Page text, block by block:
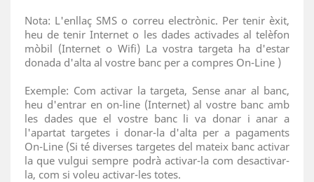
Nota: L'enllaç SMS o correu electrònic. Per tenir èxit,
heu de tenir Internet o les dades activades al telèfon
mòbil (Internet o Wifi) La vostra targeta ha d'estar
donada d'alta al vostre banc per a compres On-Line )
Exemple: Com activar la targeta, Sense anar al banc,
heu d'entrar en on-line (Internet) al vostre banc amb
les dades que el vostre banc li va donar i anar a
l'apartat targetes i donar-la d'alta per a pagaments
On-Line (Si té diverses targetes del mateix banc activar
la que vulgui sempre podrà activar-la com desactivar-
la, com si voleu activar-les totes.